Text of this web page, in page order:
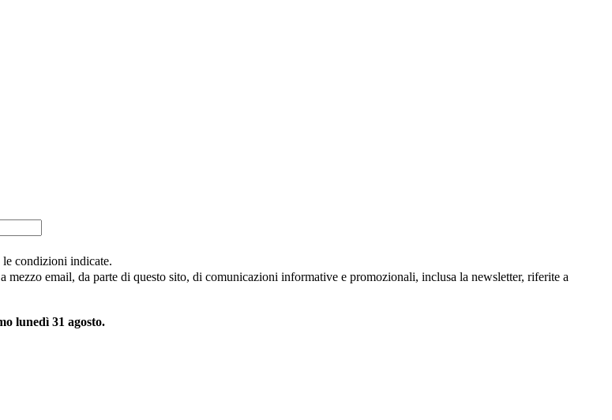
le condizioni indicate.
mezzo email, da parte di questo sito, di comunicazioni informative e promozionali, inclusa la newsletter, riferite a
lunedì 31 agosto.